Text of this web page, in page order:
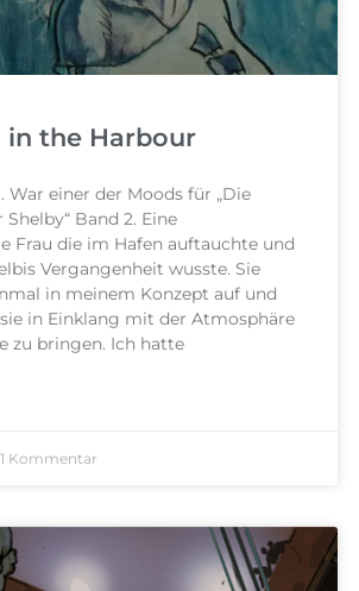
in the Harbour
War einer der Moods für „Die
Band 2. Eine
Frau die im Hafen auftauchte und
Vergangenheit wusste. Sie
in meinem Konzept auf und
in Einklang mit der Atmosphäre
zu bringen. Ich hatte
1 Kommentar